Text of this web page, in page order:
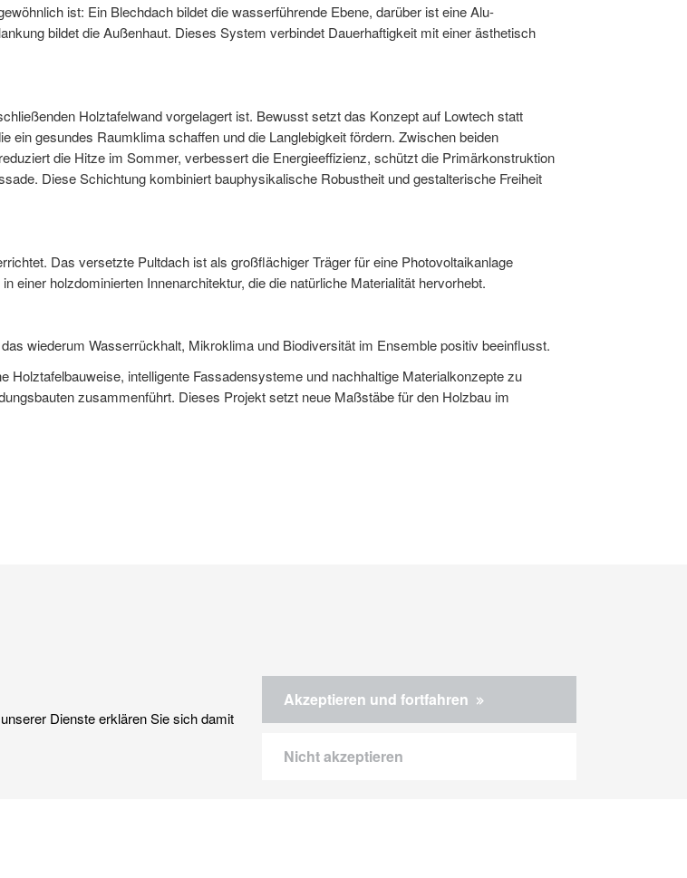
ist: Ein Blechdach bildet die wasserführende Ebene, darüber ist eine Alu-
bildet die Außenhaut. Dieses System verbindet Dauerhaftigkeit mit einer ästhetisch
Holztafelwand vorgelagert ist. Bewusst setzt das Konzept auf Lowtech statt
ein gesundes Raumklima schaffen und die Langlebigkeit fördern. Zwischen beiden
die Hitze im Sommer, verbessert die Energieeffizienz, schützt die Primärkonstruktion
Diese Schichtung kombiniert bauphysikalische Robustheit und gestalterische Freiheit
Das versetzte Pultdach ist als großflächiger Träger für eine Photovoltaikanlage
einer holzdominierten Innenarchitektur, die die natürliche Materialität hervorhebt.
wiederum Wasserrückhalt, Mikroklima und Biodiversität im Ensemble positiv beeinflusst.
intelligente Fassadensysteme und nachhaltige Materialkonzepte zu
zusammenführt. Dieses Projekt setzt neue Maßstäbe für den Holzbau im
Dienste erklären Sie sich damit
Akzeptieren und fortfahren
Nicht akzeptieren